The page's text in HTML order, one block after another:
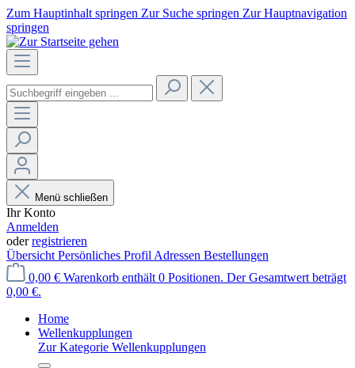
Zum Hauptinhalt springen Zur Suche springen Zur Hauptnavigation
springen
Menü schließen
Ihr Konto
Anmelden
oderregistrieren
Übersicht Persönliches Profil Adressen Bestellungen
0,00 € Warenkorb enthält 0 Positionen. Der Gesamtwert beträgt
0,00 €.
Home
Wellenkupplungen
Zur Kategorie Wellenkupplungen